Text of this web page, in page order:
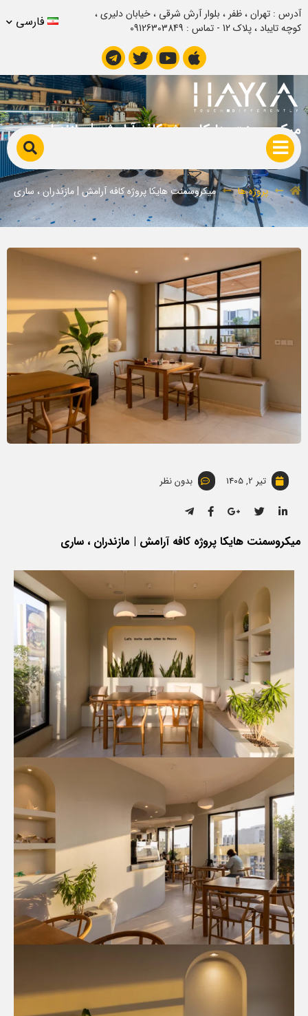
آدرس : تهران ، ظفر ، بلوار آرش شرقی ، خیابان دلیری ،
کوچه تایباد ، پلاک 12 - تماس : 09126303849
فارسی
میکروسمنت هایکا پروژه کافه آرامش | مازندران ،
ساری
پروژه ها میکروسمنت هایکا پروژه کافه آرامش | مازندران ، ساری
تیر 2, 1405 بدون نظر
میکروسمنت هایکا پروژه کافه آرامش | مازندران ، ساری